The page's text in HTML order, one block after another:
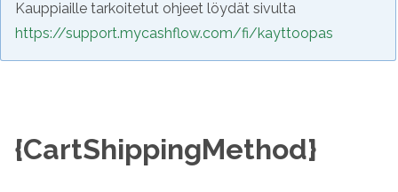
Kauppiaille tarkoitetut ohjeet löydät sivulta
https://support.mycashflow.com/fi/kayttoopas
{CartShippingMethod}